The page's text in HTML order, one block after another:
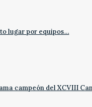
lugar por equipos…
campeón del XCVIII